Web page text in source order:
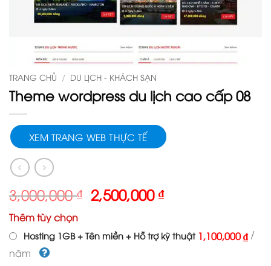
TRANG CHỦ / DU LỊCH - KHÁCH SẠN
Theme wordpress du lịch cao cấp 08
XEM TRANG WEB THỰC TẾ
3,000,000₫ Giá
gốc
3,000,000 ₫.
2,500,000₫Giá
là:
Thêm tùy chọn
Hosting 1GB + Tên miền + Hỗ trợ kỹ thuật 1,100,000 ₫ /
năm